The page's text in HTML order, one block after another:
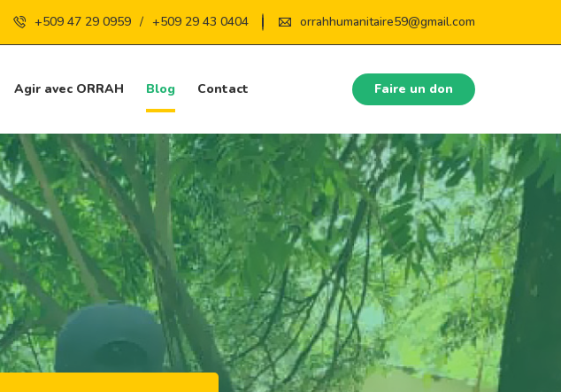
+509 47 29 0959 / +509 29 43 0404 orrahhumanitaire59@gmail.com
Agir avec ORRAH Blog Contact Faire un don